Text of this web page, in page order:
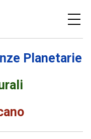
Planetarie